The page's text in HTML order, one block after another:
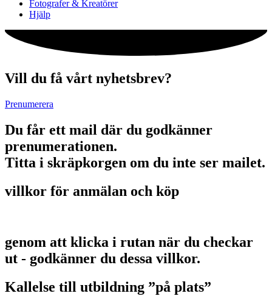
Fotografer & Kreatörer
Hjälp
Vill du få vårt nyhetsbrev?
Prenumerera
Du får ett mail där du godkänner
prenumerationen.
Titta i skräpkorgen om du inte ser mailet.
villkor för anmälan och köp
genom att klicka i rutan när du checkar
ut - godkänner du dessa villkor.
Kallelse till utbildning ”på plats”